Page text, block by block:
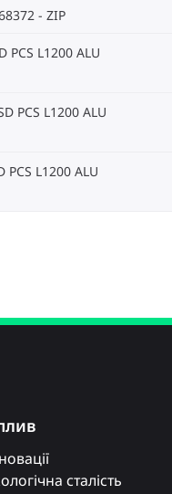
ZIP
PCS L1200 ALU
PCS L1200 ALU
PCS L1200 ALU
сталість